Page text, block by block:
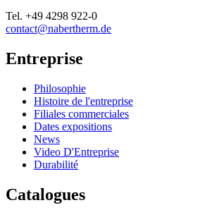
Tel. +49 4298 922-0
contact@nabertherm.de
Entreprise
Philosophie
Histoire de l'entreprise
Filiales commerciales
Dates expositions
News
Video D'Entreprise
Durabilité
Catalogues